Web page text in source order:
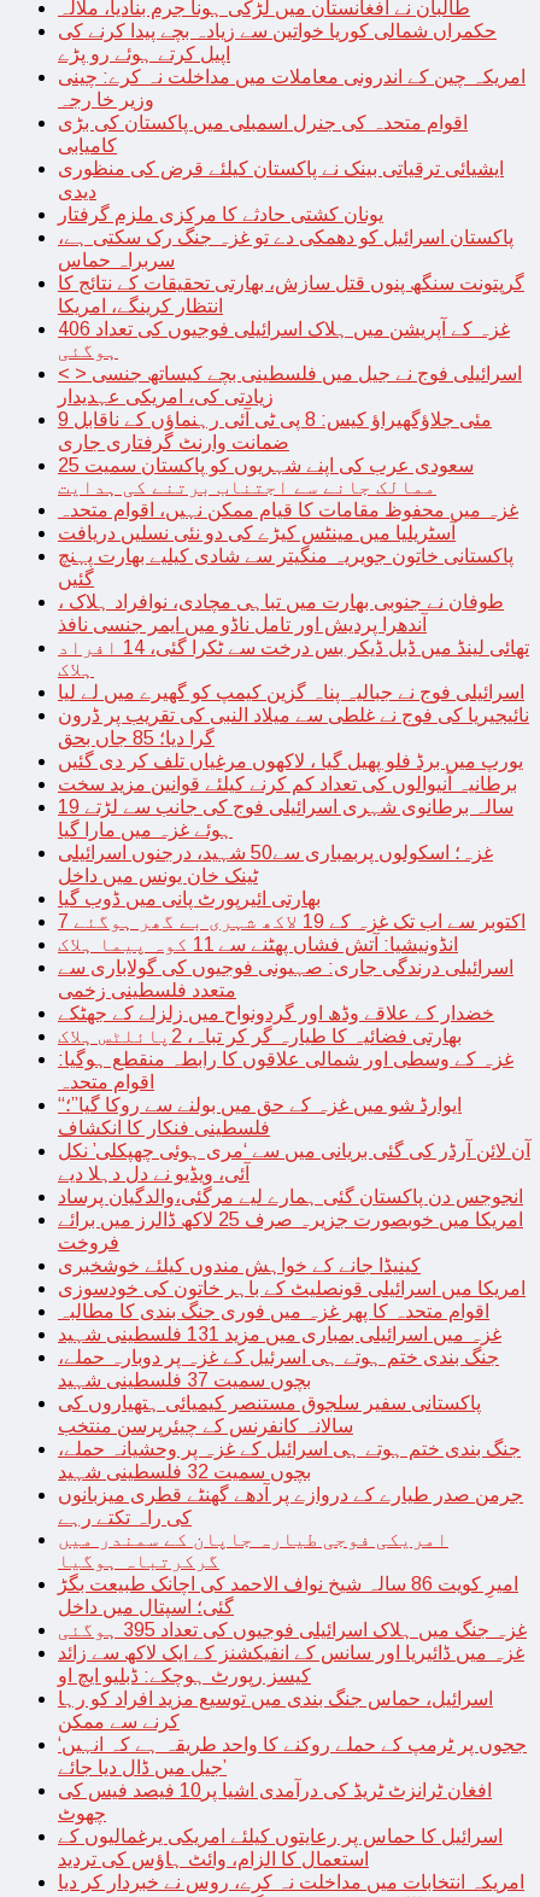
طالبان نے افغانستان میں لڑکی ہونا جرم بنادیا، ملالہ
حکمراں شمالی کوریا خواتین سے زیادہ بچے پیدا کرنے کی
اپیل کرتے ہوئے رو پڑے
امریکہ چین کے اندرونی معاملات میں مداخلت نہ کرے: چینی
وزیر خا رجہ
اقوام متحدہ کی جنرل اسمبلی میں پاکستان کی بڑی
کامیابی
ایشیائی ترقیاتی بینک نے پاکستان کیلئے قرض کی منظوری
دیدی
یونان کشتی حادثے کا مرکزی ملزم گرفتار
پاکستان اسرائیل کو دھمکی دے تو غزہ جنگ رک سکتی ہے،
سربراہ حماس
گرپتونت سنگھ پنوں قتل سازش، بھارتی تحقیقات کے نتائج کا
انتظار کرینگے، امریکا
غزہ کے آپریشن میں ہلاک اسرائیلی فوجیوں کی تعداد 406
ہوگئی
< > اسرائیلی فوج نے جیل میں فلسطینی بچے کیساتھ جنسی
زیادتی کی، امریکی عہدیدار
9 مئی جلاؤگھیراؤ کیس: 8 پی ٹی آئی رہنماؤں کے ناقابل
ضمانت وارنٹ گرفتاری جاری
سعودی عرب کی اپنے شہریوں کو پاکستان سمیت 25
ممالک جانے سے اجتناب برتنے کی ہدایت
غزہ میں محفوظ مقامات کا قیام ممکن نہیں، اقوام متحدہ
آسٹریلیا میں مینٹس کیڑے کی دو نئی نسلیں دریافت
پاکستانی خاتون جویریہ منگیتر سے شادی کیلیے بھارت پہنچ
گئیں
طوفان نے جنوبی بھارت میں تباہی مچادی، نوافراد ہلاک ،
آندھرا پردیش اور تامل ناڈو میں ایمر جنسی نافذ
تھائی لینڈ میں ڈبل ڈیکر بس درخت سے ٹکرا گئی، 14 افراد
ہلاک
اسرائیلی فوج نے جبالیہ پناہ گزین کیمپ کو گھیرے میں لے لیا
نائیجیریا کی فوج نے غلطی سے میلاد النبی کی تقریب پر ڈرون
گرا دیا؛ 85 جاں بحق
یورپ میں برڈ فلو پھیل گیا ، لاکھوں مرغیاں تلف کر دی گئیں
برطانیہ آنیوالوں کی تعداد کم کرنے کیلئے قوانین مزید سخت
19 سالہ برطانوی شہری اسرائیلی فوج کی جانب سے لڑتے
ہوئے غزہ میں مارا گیا
غزہ؛ اسکولوں پربمباری سے50 شہید، درجنوں اسرائیلی
ٹینک خان یونس میں داخل
بھارتی ائیرپورٹ پانی میں ڈوب گیا
7 اکتوبر سے اب تک غزہ کے 19 لاکھ شہری بے گھر ہوگئے
انڈونیشیا: آتش فشاں پھٹنے سے 11 کوہ پیما ہلاک
اسرائیلی درندگی جاری: صہیونی فوجیوں کی گولاباری سے
متعدد فلسطینی زخمی
خضدار کے علاقے وڈھ اور گردونواح میں زلزلے کے جھٹکے
بھارتی فضائیہ کا طیارہ گر کر تباہ، 2پائلٹس ہلاک
غزہ کے وسطی اور شمالی علاقوں کا رابطہ منقطع ہوگیا:
اقوام متحدہ
“ایوارڈ شو میں غزہ کے حق میں بولنے سے روکا گیا”؛
فلسطینی فنکار کا انکشاف
آن لائن آرڈر کی گئی بریانی میں سے ‘مری ہوئی چھپکلی’ نکل
آئی، ویڈیو نے دل دہلا دیے
انجوجس دن پاکستان گئی ہمارے لیے مرگئی،والدگیان پرساد
امریکا میں خوبصورت جزیرہ صرف 25 لاکھ ڈالرز میں برائے
فروخت
کینیڈا جانے کے خواہش مندوں کیلئے خوشخبری
امریکا میں اسرائیلی قونصلیٹ کے باہر خاتون کی خودسوزی
اقوام متحدہ کا پھر غزہ میں فوری جنگ بندی کا مطالبہ
غزہ میں اسرائیلی بمباری میں مزید 131 فلسطینی شہید
جنگ بندی ختم ہوتے ہی اسرئیل کے غزہ پر دوبارہ حملے،
بچوں سمیت 37 فلسطینی شہید
پاکستانی سفیر سلجوق مستنصر کیمیائی ہتھیاروں کی
سالانہ کانفرنس کے چیئرپرسن منتخب
جنگ بندی ختم ہوتے ہی اسرائیل کے غزہ پر وحشیانہ حملے،
بچوں سمیت 32 فلسطینی شہید
جرمن صدر طیارے کے دروازے پر آدھے گھنٹے قطری میزبانوں
کی راہ تکتے رہے
امریکی فوجی طیارہ جاپان کے سمندر میں
گرکرتباہ ہوگیا
امیرِ کویت 86 سالہ شیخ نواف الاحمد کی اچانک طبیعت بگڑ
گئی؛ اسپتال میں داخل
غزہ جنگ میں ہلاک اسرائیلی فوجیوں کی تعداد 395 ہوگئی
غزہ میں ڈائیریا اور سانس کے انفیکشنز کے ایک لاکھ سے زائد
کیسز رپورٹ ہوچکے: ڈبلیو ایچ او
اسرائیل، حماس جنگ بندی میں توسیع مزید افراد کو رہا
کرنے سے ممکن
‘ججوں پر ٹرمپ کے حملے روکنے کا واحد طریقہ ہے کہ انہیں
جیل میں ڈال دیا جائے’
افغان ٹرانزٹ ٹریڈ کی درآمدی اشیا پر10 فیصد فیس کی
چھوٹ
اسرائیل کا حماس پر رعایتوں کیلئے امریکی یرغمالیوں کے
استعمال کا الزام، وائٹ ہاؤس کی تردید
امریکہ انتخابات میں مداخلت نہ کرے، روس نے خبردار کر دیا